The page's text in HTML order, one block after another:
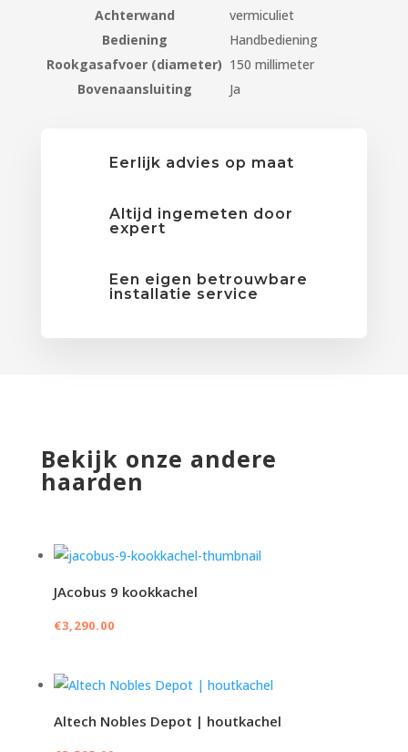
Achterwand
vermiculiet
Bediening
Handbediening
Rookgasafvoer (diameter) 150 millimeter
Bovenaansluiting
Ja
Eerlijk advies op maat
Altijd ingemeten door
expert
Een eigen betrouwbare
installatie service
Bekijk onze andere
haarden
JAcobus 9 kookkachel
€3,290.00
Altech Nobles Depot | houtkachel